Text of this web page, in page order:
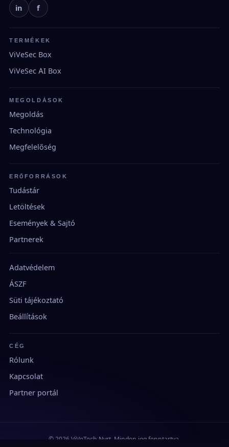
in f
TERMÉKEK
ViVeSec Box
ViVeSec AI Box
MEGOLDÁSOK
Megoldás
Technológia
Megfelelőség
ERŐFORRÁSOK
Tudástár
Letöltések
Események & Sajtó
Partnerek
Adatvédelem
ÁSZF
Süti tájékoztató
Beállítások
CÉG
Rólunk
Kapcsolat
Partner portál
© 2026 ViVeTech Nyrt. Minden jog fenntartva.